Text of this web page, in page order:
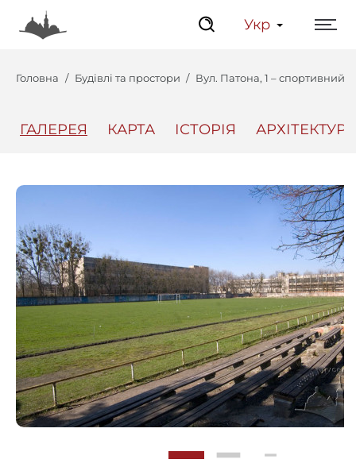
Укр
Головна Будівлі та простори Вул. Патона, 1 – спортивний
ГАЛЕРЕЯ КАРТА ІСТОРІЯ АРХІТЕКТУРА